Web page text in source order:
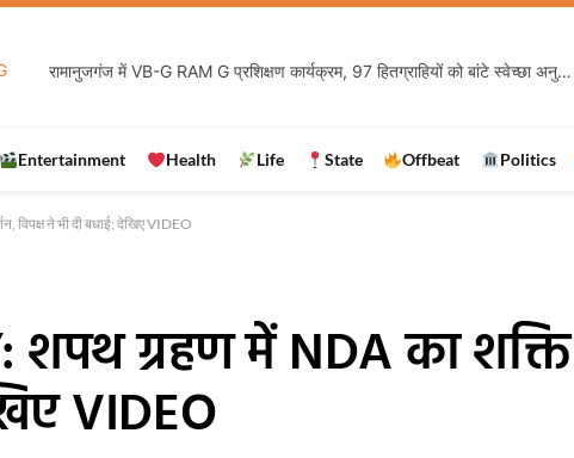
रामानुजगंज में VB-G RAM G प्रशिक्षण कार्यक्रम, 97 हितग्राहियों को बांटे स्वेच्छा अनुदान के चेक
Entertainment Health Life State Offbeat Politics
विपक्ष ने भी दी बधाई; देखिए VIDEO
शपथ ग्रहण में NDA का शक्ति
VIDEO